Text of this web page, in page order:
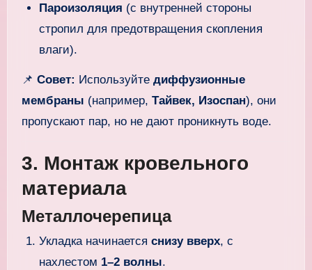
Пароизоляция (с внутренней стороны
стропил для предотвращения скопления
влаги).
📌 Совет: Используйте диффузионные
мембраны (например, Тайвек, Изоспан), они
пропускают пар, но не дают проникнуть воде.
3. Монтаж кровельного
материала
Металлочерепица
Укладка начинаетсяснизу вверх, с
нахлестом 1–2 волны.